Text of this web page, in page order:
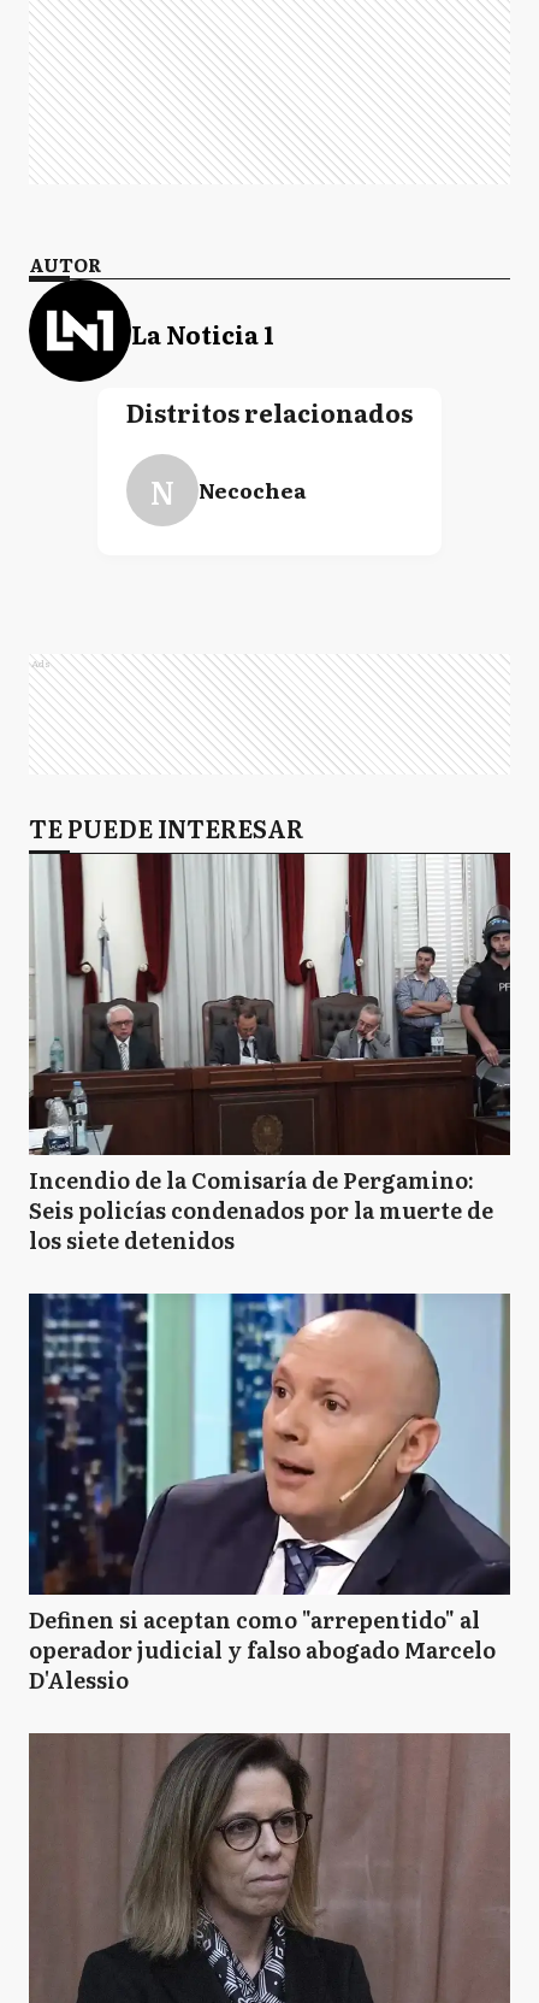
AUTOR
La Noticia 1
Distritos relacionados
N Necochea
Ads
TE PUEDE INTERESAR
Incendio de la Comisaría de Pergamino:
Seis policías condenados por la muerte de
los siete detenidos
Definen si aceptan como "arrepentido" al
operador judicial y falso abogado Marcelo
D'Alessio